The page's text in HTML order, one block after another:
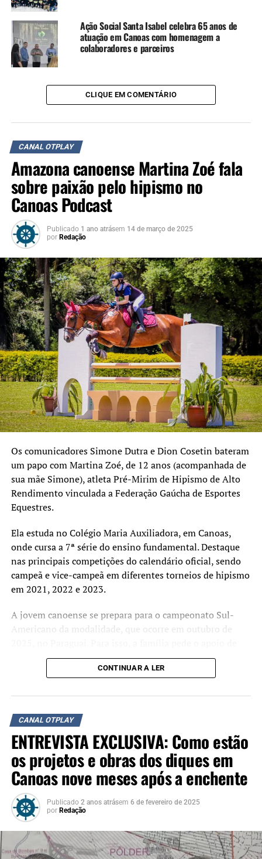
Ação Social Santa Isabel celebra 65 anos de
atuação em Canoas com homenagem a
colaboradores e parceiros
CLIQUE EM COMENTÁRIO
CANAL OTPLAY
Amazona canoense Martina Zoé fala
sobre paixão pelo hipismo no
Canoas Podcast
Publicado 1 ano atrásem 14 de março de 2025
por Redação
Os comunicadores Simone Dutra e Dion Cosetin bateram
um papo com Martina Zoé, de 12 anos (acompanhada de
sua mãe Simone), atleta Pré-Mirim de Hipismo de Alto
Rendimento vinculada a Federação Gaúcha de Esportes
Equestres.
Ela estuda no Colégio Maria Auxiliadora, em Canoas,
onde cursa a 7ª série do ensino fundamental. Destaque
nas principais competições do calendário oficial, sendo
campeã e vice-campeã em diferentes torneios de hipismo
em 2021, 2022 e 2023.
A jovem canoense se prepara para o campeonato Sul-
Americano da modalidade, que ocorre em outubro de
qualquer empresa gaúcha que recolha ICMS pode
contribuir destinando até 100% do ICMS para o projeto
Martina represente o Rio Grande do Sul em competições
nacionais e internacionais.
Contatos: Cindy Amaral Pacheco (51) 98448-4758
Martín Sánchez (51) 98215-1174
Jerson Cunha (51) 99555-1144
Instagram: @mzhorse
Assista o episódio completo
CONTINUAR A LER
CANAL OTPLAY
ENTREVISTA EXCLUSIVA: Como estão
os projetos e obras dos diques em
Canoas nove meses após a enchente
Publicado 2 anos atrásem 6 de fevereiro de 2025
por Redação